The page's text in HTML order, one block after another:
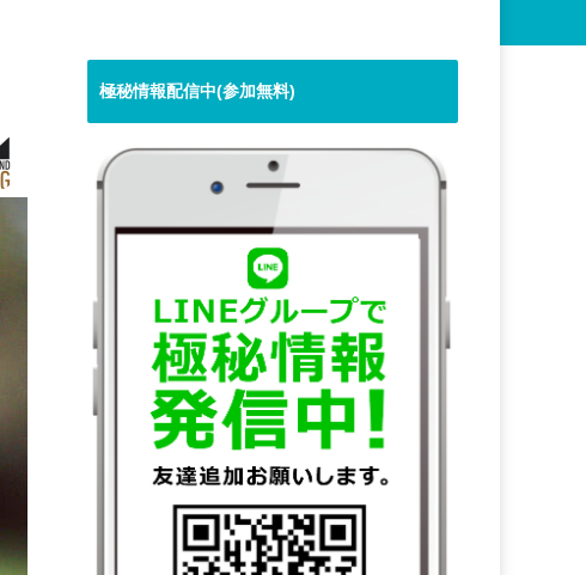
極秘情報配信中(参加無料)